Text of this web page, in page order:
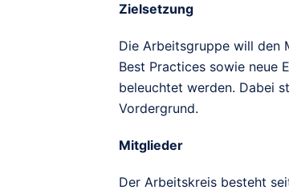
Zielsetzung
Die Arbeitsgruppe will den
Best Practices sowie neue
beleuchtet werden. Dabei
Vordergrund.
Mitglieder
Der Arbeitskreis besteht